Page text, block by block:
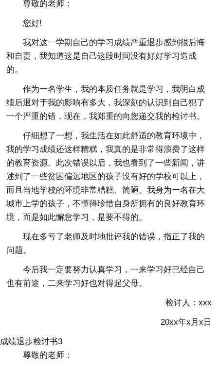
尊敬的老师：
您好!
我对这一学期自己的学习成绩严重退步感到很后悔
和自责，我知道这是自己这段时间没有好好学习造成
的。
作为一名学生，我的本质任务就是学习，我明白成
绩后退对于我的影响有多大，我深刻的认识到自己犯了
一个严重的错，现在，我郑重的向您递交我的检讨书。
仔细想了一想，我生活在如此舒适的教育环境中，
我的学习成绩还这样糟糕，我真的是非常得浪费了这样
的教育资源。此次错误以后，我也看到了一些新闻，讲
述到了一些贫困偏远地区的孩子没有好的学校可以上，
而且当地学校的环境非常糟糕、简陋。我身为一名在大
城市上学的孩子，不懂得珍惜自身所拥有的良好教育环
境，而是如此懈怠学习，是要不得的。
现在多亏了老师及时地批评我的错误，指正了我的
问题。
今后我一定要努力认真学习，一来学习好已经自己
也有前途，二来学习好也对得起父母。
检讨人：xxx
20xx年x月x日
成绩退步检讨书3
尊敬的老师：